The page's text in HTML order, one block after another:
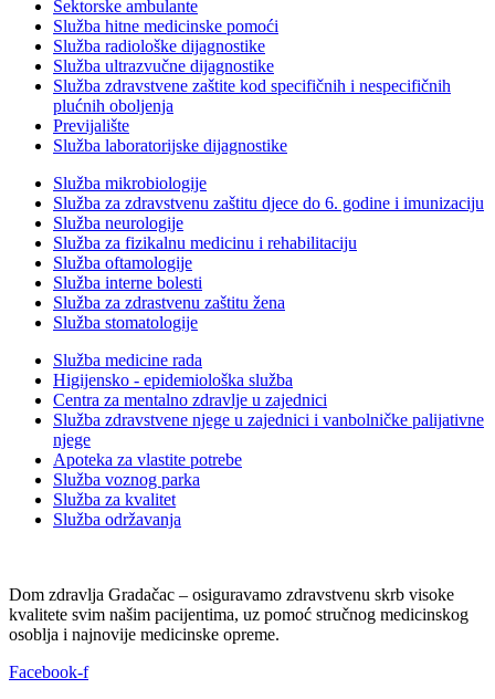
Sektorske ambulante
Služba hitne medicinske pomoći
Služba radiološke dijagnostike
Služba ultrazvučne dijagnostike
Služba zdravstvene zaštite kod specifičnih i nespecifičnih
plućnih oboljenja
Previjalište
Služba laboratorijske dijagnostike
Služba mikrobiologije
Služba za zdravstvenu zaštitu djece do 6. godine i imunizaciju
Služba neurologije
Služba za fizikalnu medicinu i rehabilitaciju
Služba oftamologije
Služba interne bolesti
Služba za zdrastvenu zaštitu žena
Služba stomatologije
Služba medicine rada
Higijensko - epidemiološka služba
Centra za mentalno zdravlje u zajednici
Služba zdravstvene njege u zajednici i vanbolničke palijativne
njege
Apoteka za vlastite potrebe
Služba voznog parka
Služba za kvalitet
Služba održavanja
Dom zdravlja Gradačac – osiguravamo zdravstvenu skrb visoke
kvalitete svim našim pacijentima, uz pomoć stručnog medicinskog
osoblja i najnovije medicinske opreme.
Facebook-f